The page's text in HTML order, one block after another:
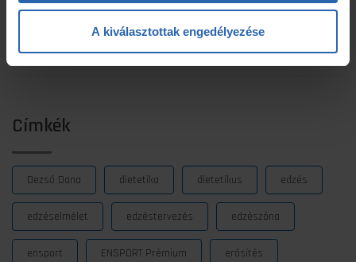
A kiválasztottak engedélyezése
Szenvedés vagy siker? Egy adat elárulja a maratonod kimenetelét
Címkék
Dezső Dana dietetika dietetikus edzés
edzéselmélet edzéstervezés edzészóna
ensport ENSPORT Prémium erősítés